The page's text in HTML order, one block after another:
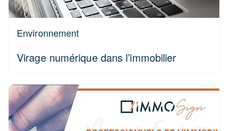
Environnement
Virage numérique dans l’immobilier